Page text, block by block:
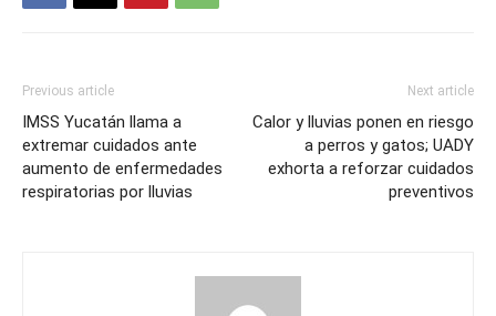
Previous article
IMSS Yucatán llama a
extremar cuidados ante
aumento de enfermedades
respiratorias por lluvias
Next article
Calor y lluvias ponen en riesgo
a perros y gatos; UADY
exhorta a reforzar cuidados
preventivos